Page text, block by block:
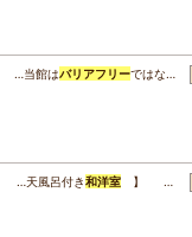
…当館はバリアフリーではな…
…天風呂付き和洋室 】 …